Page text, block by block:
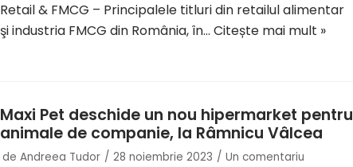
Retail & FMCG – Principalele titluri din retailul alimentar
şi industria FMCG din România, în… Citește mai mult »
Maxi Pet deschide un nou hipermarket pentru
animale de companie, la Râmnicu Vâlcea
de Andreea Tudor 28 noiembrie 2023 Un comentariu